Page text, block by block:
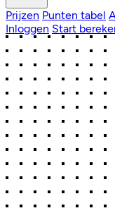
Prijzen Punten tabel
Inloggen Start